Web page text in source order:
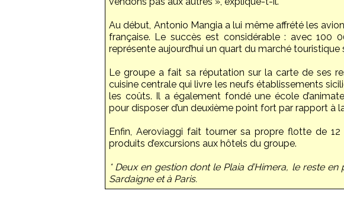
Au début, Antonio Mangia a lui même affrété les
française. Le succès est considérable : avec 100
représente aujourd’hui un quart du marché touristique
Le groupe a fait sa réputation sur la carte de ses
cuisine centrale qui livre les neufs établissements
les coûts. Il a également fondé une école
pour disposer d’un deuxième point fort par rapport à
Enfin, Aeroviaggi fait tourner sa propre flotte de
produits d’excursions aux hôtels du groupe.
* Deux en gestion dont le Plaia d’Himera, le reste
Sardaigne et à Paris.